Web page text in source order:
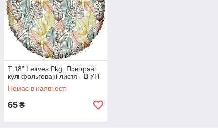
Т 18" Leaves Pkg. Повітряні
кулі фольговані листя - В УП
Немає в наявності
65 ₴